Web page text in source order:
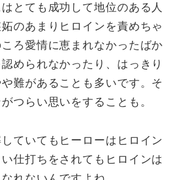
とても成功して地位のある人
のあまりヒロインを責めちゃ
ろ愛情に恵まれなかったばか
められなかったり、はっきり
難があることも多いです。そ
つらい思いをすることも。
ていてもヒーローはヒロイン
仕打ちをされてもヒロインは